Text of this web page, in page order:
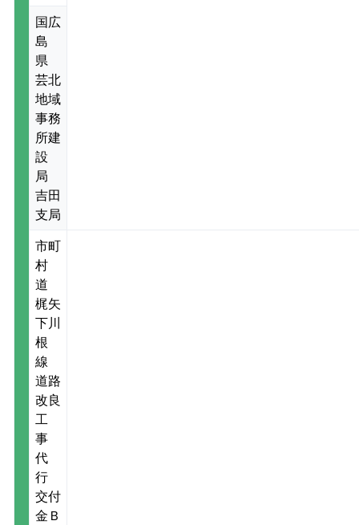
国広
島
県
芸北
地域
事務
所建
設
局
吉田
支局
市町
村
道
梶矢
下川
根
線
道路
改良
工
事
代
行
交付
金Ｂ